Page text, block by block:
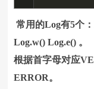
常用的Log有5个
Log.w() Log.e() 。
根据首字母对应
ERROR。